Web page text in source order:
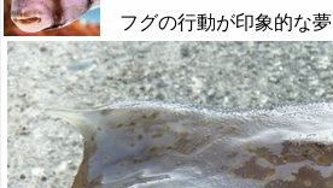
フグの行動が印象的な夢